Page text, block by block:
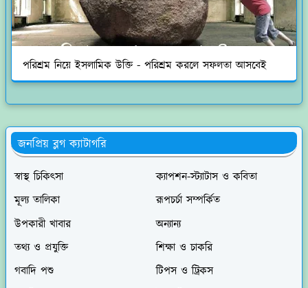
পরিশ্রম নিয়ে ইসলামিক উক্তি - পরিশ্রম করলে সফলতা আসবেই
জনপ্রিয় ব্লগ ক্যাটাগরি
স্বাস্থ চিকিৎসা
ক্যাপশন-স্ট্যাটাস ও কবিতা
মূল্য তালিকা
রূপচর্চা সম্পর্কিত
উপকারী খাবার
অন্যান্য
তথ্য ও প্রযুক্তি
শিক্ষা ও চাকরি
গবাদি পশু
টিপস ও ট্রিকস